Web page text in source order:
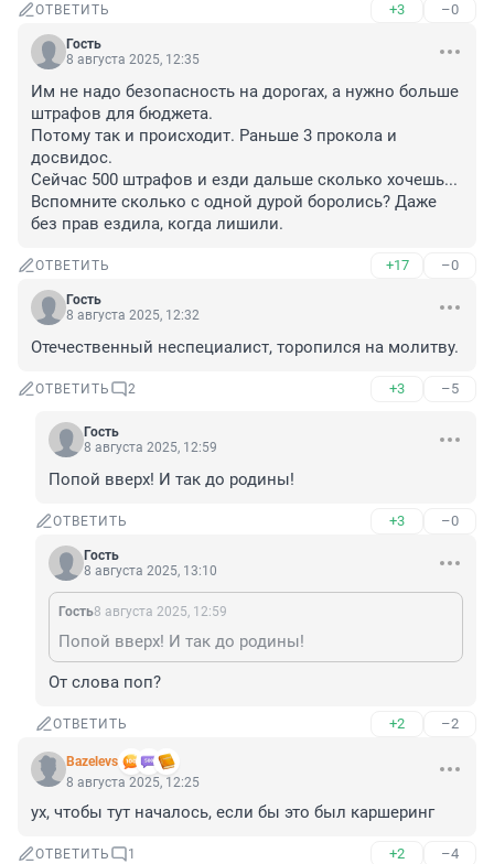
ОТВЕТИТЬ +3 –0
Гость
8 августа 2025, 12:35
Им не надо безопасность на дорогах, а нужно больше
штрафов для бюджета.
Потому так и происходит. Раньше 3 прокола и
досвидос.
Сейчас 500 штрафов и езди дальше сколько хочешь...
Вспомните сколько с одной дурой боролись? Даже
без прав ездила, когда лишили.
ОТВЕТИТЬ +17 –0
Гость
8 августа 2025, 12:32
Отечественный неспециалист, торопился на молитву.
ОТВЕТИТЬ 2 +3 –5
Гость
8 августа 2025, 12:59
Попой вверх! И так до родины!
ОТВЕТИТЬ +3 –0
Гость
8 августа 2025, 13:10
Гость8 августа 2025, 12:59
Попой вверх! И так до родины!
От слова поп?
ОТВЕТИТЬ +2 –2
Bazelevs
8 августа 2025, 12:25
ух, чтобы тут началось, если бы это был каршеринг
ОТВЕТИТЬ 1 +2 –4